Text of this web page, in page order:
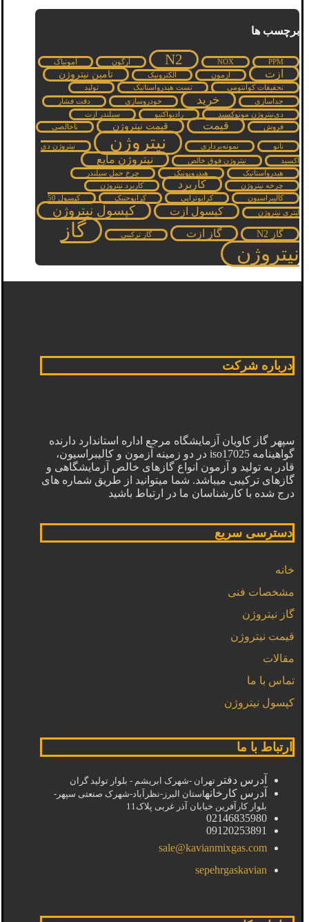
برچسب ها
N2 NOX PPM آرگون آمونیاک
ازت ازمون الکترونیک تامین نیتروژن
تحقیقات کوانتومی تست هیدرواستاتیک
تولید
جداسازی
خرید خودروسازی
دقت فشار
دی‌نیتروژن مونوکسید
رادیواکتیو
سیلندر ازت
فروش
قیمت قیمت نیتروژن ناخالصی
نانو نمونه‌برداری نیتروژن
نیتروژن دی
اکسید
نیتروژن فوق خالص نیتروژن مایع
هیدرواستاتیک هیدروپونیک
چرخ حمل سیلندر
چرخه نیتروژن
کاربرد
کاربرد نیتروژن
کالیبراسیون
کرایوتراپی کرایوجنیک
کپسول 50
لیتری نیتروژن
کپسول ازت کپسول نیتروژن
گاز N2 گاز ازت گاز ترکیبی
گاز
نیتروژن
درباره شرکت
سپهر گاز کاویان آزمایشگاه مرجع اداره استاندارد دارنده
گواهینامه iso17025 در دو زمینه آزمون و کالیبراسیون،
قادر به تولید و آزمون انواع گازهای خالص آزمایشگاهی و
گازهای ترکیبی میباشد. شما میتوانید از طریق شماره های
درج شده با کارشناسان ما در ارتباط باشید
دسترسی سریع
خانه
مشخصات فنی
گاز نیتروژن
قیمت نیتروژن
مقالات
تماس با ما
کپسول نیتروژن
ارتباط با ما
آدرس دفتر تهران -شهرک ابریشم - بلوار تولید گران
آدرس کارخانهاستان البرز-نظرآباد-شهرک صنعتی سپهر-
بلوار کارآفرین خیابان آذر غربی پلاک11
02146835980
09120253891
sale@kavianmixgas.com
sepehrgaskavian